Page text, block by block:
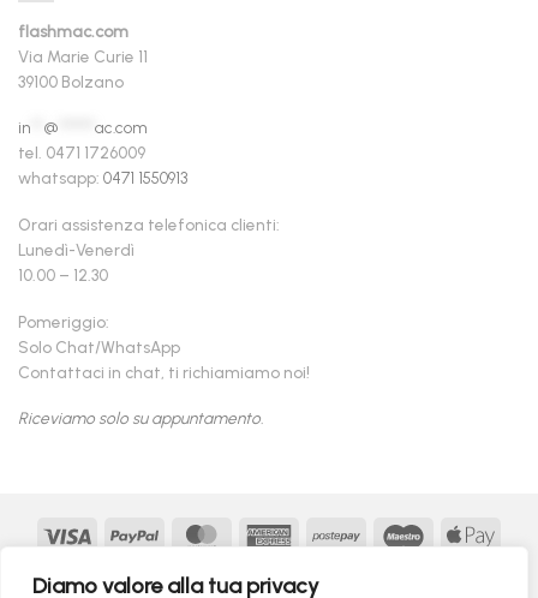
Diamo valore alla tua privacy
flashmac.com
Via Marie Curie 11
39100 Bolzano
in @
ac.com
tel. 0471 1726009
whatsapp: 0471 1550913
Orari assistenza telefonica clienti:
Lunedì-Venerdì
10.00 – 12.30
Pomeriggio:
Solo Chat/WhatsApp
Contattaci in chat, ti richiamiamo noi!
Riceviamo solo su appuntamento.
Visa PayPal MasterCardAmericanPostepay Maestro
Google
MasterCardKlarna